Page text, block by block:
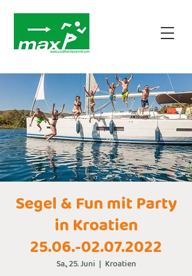
Segel & Fun mit Party
in Kroatien
25.06.-02.07.2022
Sa., 25. Juni
  |
Kroatien